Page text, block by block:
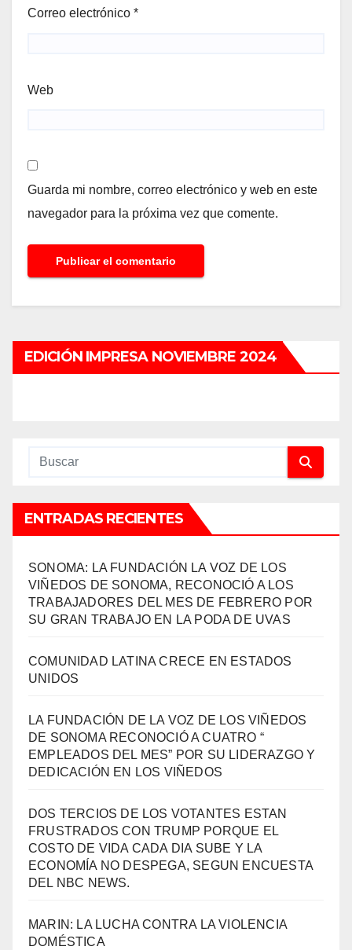
Correo electrónico *
Web
Guarda mi nombre, correo electrónico y web en este
navegador para la próxima vez que comente.
EDICIÓN IMPRESA NOVIEMBRE 2024
ENTRADAS RECIENTES
SONOMA: LA FUNDACIÓN LA VOZ DE LOS
VIÑEDOS DE SONOMA, RECONOCIÓ A LOS
TRABAJADORES DEL MES DE FEBRERO POR
SU GRAN TRABAJO EN LA PODA DE UVAS
COMUNIDAD LATINA CRECE EN ESTADOS
UNIDOS
LA FUNDACIÓN DE LA VOZ DE LOS VIÑEDOS
DE SONOMA RECONOCIÓ A CUATRO “
EMPLEADOS DEL MES” POR SU LIDERAZGO Y
DEDICACIÓN EN LOS VIÑEDOS
DOS TERCIOS DE LOS VOTANTES ESTAN
FRUSTRADOS CON TRUMP PORQUE EL
COSTO DE VIDA CADA DIA SUBE Y LA
ECONOMÍA NO DESPEGA, SEGUN ENCUESTA
DEL NBC NEWS.
MARIN: LA LUCHA CONTRA LA VIOLENCIA
DOMÉSTICA